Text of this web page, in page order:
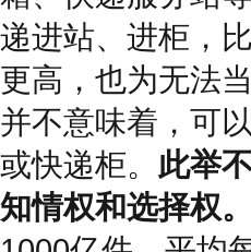
递进站、进柜，
更高，也为无法
并不意味着，可
或快递柜。 此举
知情权和选择权。